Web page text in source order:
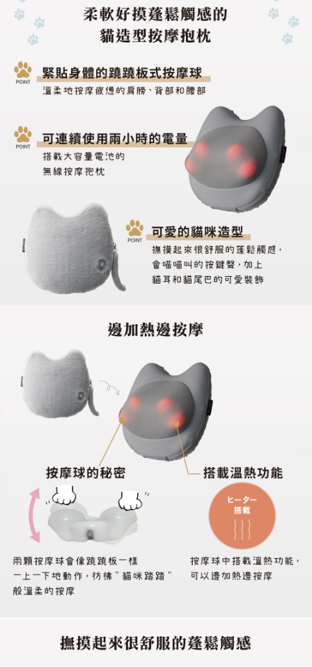
４．使用「AFTEE先享後付」時，將依據個別帳號之用戶狀況，依本公司即
時審查核予不同之上限額度；若仍有額度不足之情形，本公司將視審查結果
請求用戶進行身份認證。
５．嚴禁一人註冊多個帳號或使用他人資訊註冊。若發現惡意使用之情形，